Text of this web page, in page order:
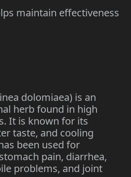
maintain effectiveness
dolomiaea) is an
herb found in high
It is known for its
taste, and cooling
been used for
pain, diarrhea,
problems, and joint